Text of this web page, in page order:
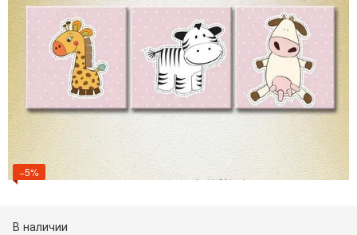
−5%
В наличии